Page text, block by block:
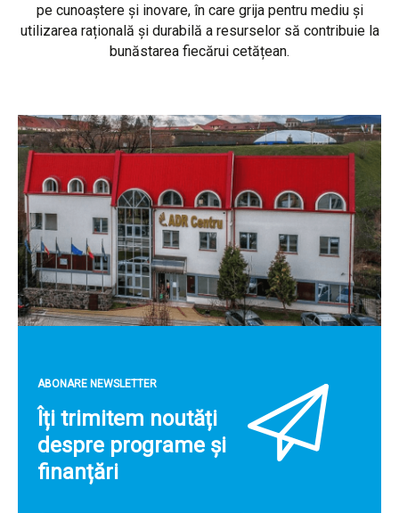
pe cunoaștere și inovare, în care grija pentru mediu și
utilizarea rațională și durabilă a resurselor să contribuie la
bunăstarea fiecărui cetățean.
ABONARE NEWSLETTER
Îți trimitem noutăți
despre programe și
finanțări